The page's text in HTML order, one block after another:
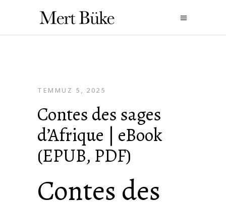
TEMMUZ 5, 2025
Contes des sages
d’Afrique | eBook
(EPUB, PDF)
Contes des